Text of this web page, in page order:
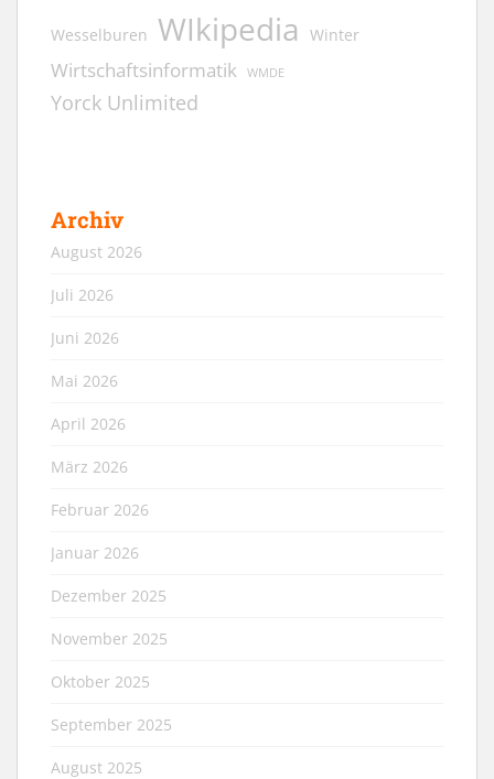
Wesselburen WIkipedia Winter
Wirtschaftsinformatik WMDE
Yorck Unlimited
Archiv
August 2026
Juli 2026
Juni 2026
Mai 2026
April 2026
März 2026
Februar 2026
Januar 2026
Dezember 2025
November 2025
Oktober 2025
September 2025
August 2025